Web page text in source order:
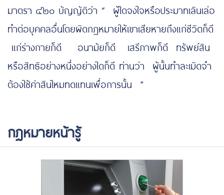
มาตรา ๔๒๐ บัญญัติว่า “ ผู้ใดจงใจหรือประมาทเลินเล่อ
ทำต่อบุคคลอื่นโดยผิดกฎหมายให้เขาเสียหายถึงแก่ชีวิตก็ดี
แก่ร่างกายก็ดี อนามัยก็ดี เสรีภาพก็ดี ทรัพย์สิน
หรือสิทธิอย่างหนึ่งอย่างใดก็ดี ท่านว่า ผู้นั้นทำละเมิดจำ
ต้องใช้ค่าสินไหมทดแทนเพื่อการนั้น ”
กฎหมายหน้ารู้